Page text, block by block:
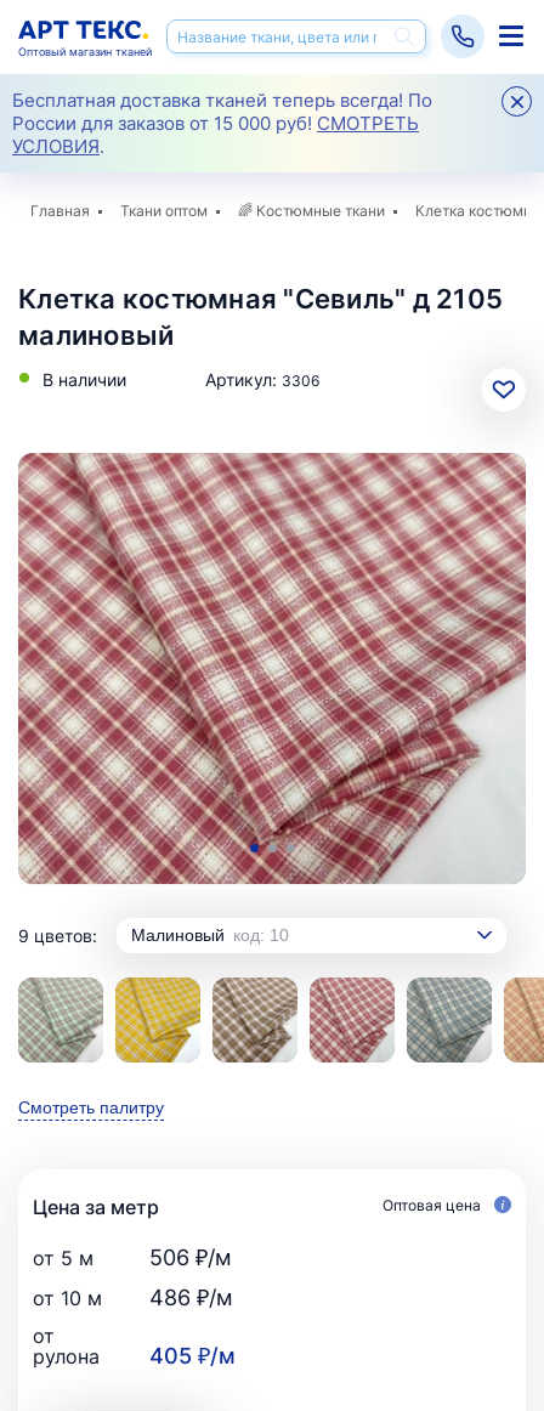
Бесплатная доставка тканей теперь всегда! По
России для заказов от 15 000 руб! СМОТРЕТЬ
УСЛОВИЯ.
Оптовый магазин тканей
Главная Ткани оптом 🌈 Костюмные ткани Клетка
Клетка костюмная "Севиль" д 2105
малиновый
В наличии Артикул: 3306
9 цветов: Малиновый код: 10
Смотреть палитру
Цена за метр Оптовая цена
от 5 м 506 ₽/м
от 10 м 486 ₽/м
от
рулона
405 ₽/м